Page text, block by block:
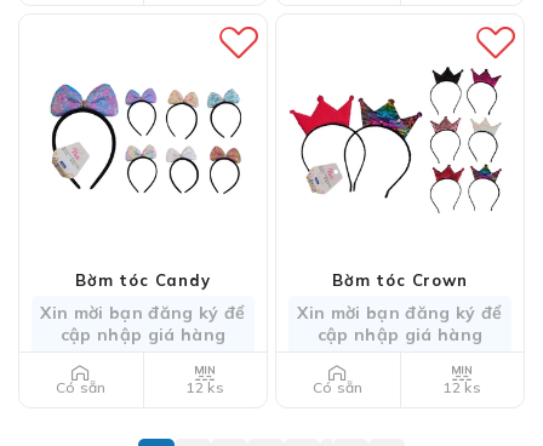
Bờm tóc Candy
Xin mời bạn đăng ký để
cập nhập giá hàng
Có sẵn 12 ks
Bờm tóc Crown
Xin mời bạn đăng ký để
cập nhập giá hàng
Có sẵn 12 ks